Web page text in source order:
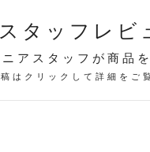
テニア
スタッフレビ
ニアスタッフが商品
はクリックして詳細をご